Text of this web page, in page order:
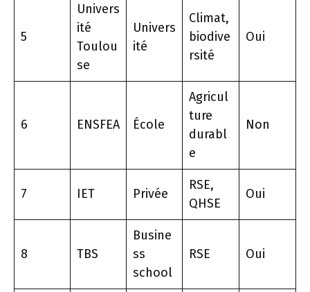
5
Univers
ité
Toulou
se
Univers
ité
Climat,
biodive
rsité
Oui
6 ENSFEA École
Agricul
ture
durabl
e
Non
7 IET Privée
RSE,
QHSE
Oui
8 TBS
Busine
ss
school
RSE Oui